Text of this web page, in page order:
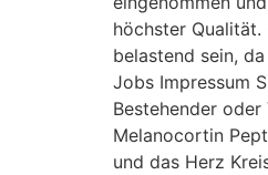
höchster
belastend sein,
Jobs Impressum
Bestehender
Melanocortin
und das Herz